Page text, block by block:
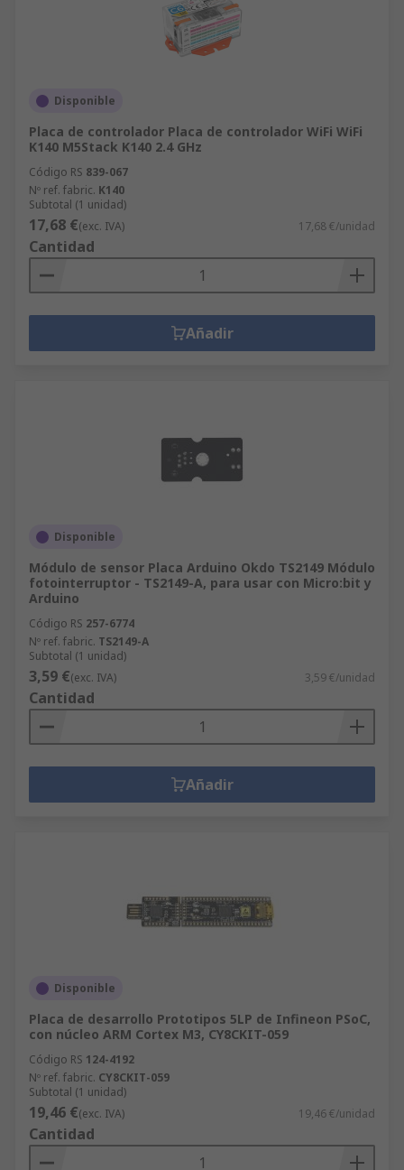
Disponible
Placa de controlador Placa de controlador WiFi WiFi
K140 M5Stack K140 2.4 GHz
Código RS 839-067
Nº ref. fabric. K140
Subtotal (1 unidad)
17,68 €(exc. IVA) 17,68 €/unidad
Cantidad
Añadir
Disponible
Módulo de sensor Placa Arduino Okdo TS2149 Módulo
fotointerruptor - TS2149-A, para usar con Micro:bit y
Arduino
Código RS 257-6774
Nº ref. fabric. TS2149-A
Subtotal (1 unidad)
3,59 €(exc. IVA) 3,59 €/unidad
Cantidad
Añadir
Disponible
Placa de desarrollo Prototipos 5LP de Infineon PSoC,
con núcleo ARM Cortex M3, CY8CKIT-059
Código RS 124-4192
Nº ref. fabric. CY8CKIT-059
Subtotal (1 unidad)
19,46 €(exc. IVA) 19,46 €/unidad
Cantidad